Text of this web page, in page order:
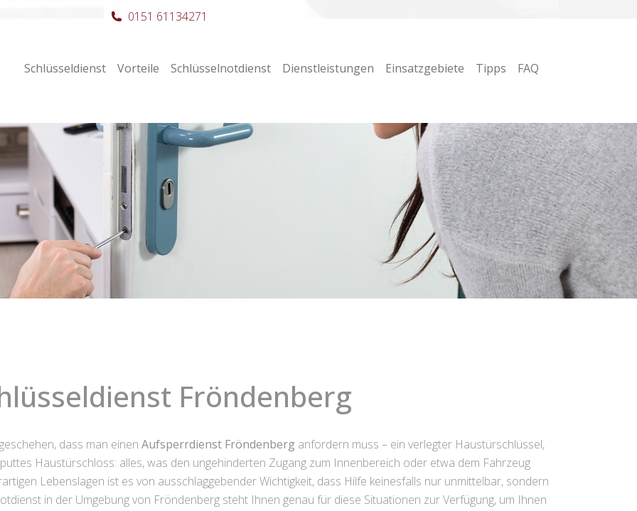
Schlüsseldienst Vorteile Schlüsselnotdienst Dienstleistungen Einsatzgebiete Tipps FAQ
0151 61134271
Fröndenberg
dass man einen Aufsperrdienst Fröndenberg anfordern muss – ein verlegter Haustürschlüssel,
Haustürschloss: alles, was den ungehinderten Zugang zum Innenbereich oder etwa dem Fahrzeug
Lebenslagen ist es von ausschlaggebender Wichtigkeit, dass Hilfe keinesfalls nur unmittelbar, sondern
in der Umgebung von Fröndenberg steht Ihnen genau für diese Situationen zur Verfügung, um Ihnen